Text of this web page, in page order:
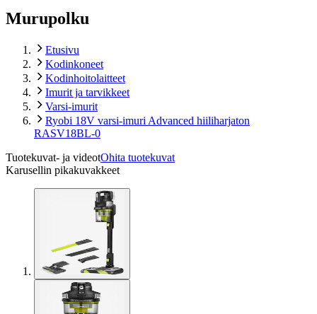
Murupolku
Etusivu
Kodinkoneet
Kodinhoitolaitteet
Imurit ja tarvikkeet
Varsi-imurit
Ryobi 18V varsi-imuri Advanced hiiliharjaton
RASV18BL-0
Tuotekuvat- ja videotOhita tuotekuvat
Karusellin pikakuvakkeet